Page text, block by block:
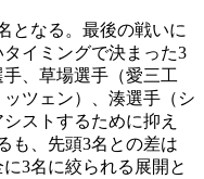
となる。最後の戦いに
イミングで決まった3
、草場選手（愛三工
ツェン）、湊選手（シ
ストするために抑え
も、先頭3名との差は
3名に絞られる展開と